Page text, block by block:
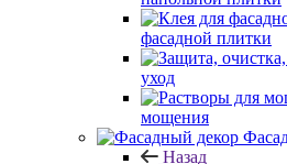
фасадной плитки
уход
мощения
Назад